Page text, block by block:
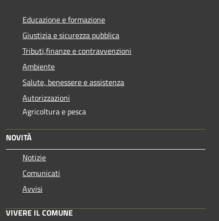
Educazione e formazione
Giustizia e sicurezza pubblica
Tributi,finanze e contravvenzioni
Ambiente
Salute, benessere e assistenza
Autorizzazioni
Agricoltura e pesca
NOVITÀ
Notizie
Comunicati
Avvisi
VIVERE IL COMUNE